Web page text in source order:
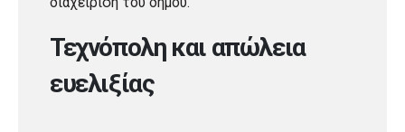
Τεχνόπολη και απώλεια
ευελιξίας